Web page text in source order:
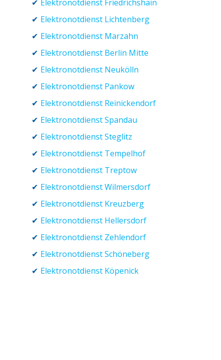
Elektronotdienst Friedrichshain
Elektronotdienst Lichtenberg
Elektronotdienst Marzahn
Elektronotdienst Berlin Mitte
Elektronotdienst Neukölln
Elektronotdienst Pankow
Elektronotdienst Reinickendorf
Elektronotdienst Spandau
Elektronotdienst Steglitz
Elektronotdienst Tempelhof
Elektronotdienst Treptow
Elektronotdienst Wilmersdorf
Elektronotdienst Kreuzberg
Elektronotdienst Hellersdorf
Elektronotdienst Zehlendorf
Elektronotdienst Schöneberg
Elektronotdienst Köpenick